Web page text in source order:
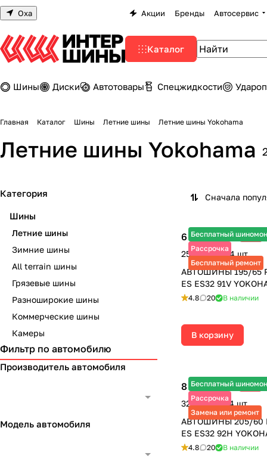
Оха Акции Бренды Автосервис
Каталог
Шины Диски Автотовары Спецжидкости
Главная Каталог Шины Летние шины Летние шины Yokohama
Летние шины Yokohama
Сначала
Бесплатный
Рассрочка
Бесплатный ремонт
6 300 ₽6 495 ₽ -3%
25 200 ₽ за 4 шт.
АВТОШИНЫ 195/65
ES ES32 91V
4.8 20 В наличии
В корзину
Бесплатный
Рассрочка
Замена или ремонт
8 230 ₽8 485 ₽ -3%
32 920 ₽ за 4 шт.
АВТОШИНЫ 205/60
ES ES32 92H
4.8 20 В наличии
Категория
Шины
Летние шины
Зимние шины
All terrain шины
Грязевые шины
Разноширокие шины
Коммерческие шины
Камеры
Фильтр по автомобилю
Производитель автомобиля
Модель автомобиля